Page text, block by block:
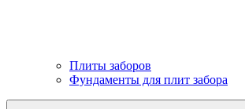
Плиты заборов
Фундаменты для плит забора